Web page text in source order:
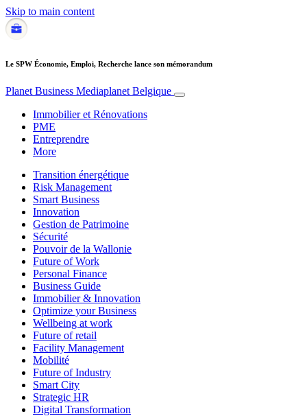
Skip to main content
Le SPW Économie, Emploi, Recherche lance son mémorandum
Planet Business Mediaplanet Belgique
Immobilier et Rénovations
PME
Entreprendre
More
Transition énergétique
Risk Management
Smart Business
Innovation
Gestion de Patrimoine
Sécurité
Pouvoir de la Wallonie
Future of Work
Personal Finance
Business Guide
Immobilier & Innovation
Optimize your Business
Wellbeing at work
Future of retail
Facility Management
Mobilité
Future of Industry
Smart City
Strategic HR
Digital Transformation